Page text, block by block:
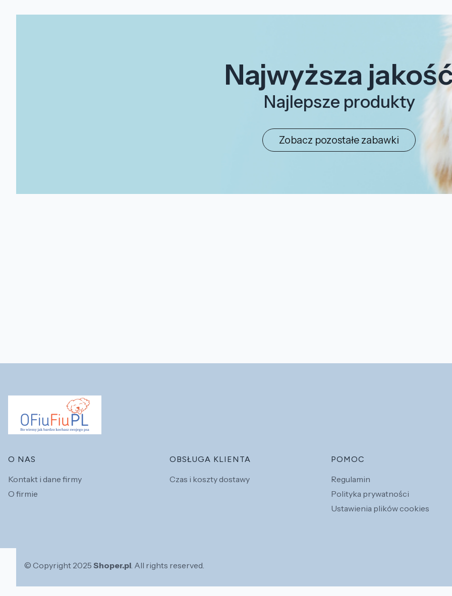
Najwyższa
Najlepsze produkty
Zobacz pozostałe zabawki
Linki w stopce
O NAS
Kontakt i dane firmy
O firmie
OBSŁUGA KLIENTA
Czas i koszty dostawy
POMOC
Regulamin
Polityka prywatności
Ustawienia plików cookies
© Copyright 2025 Shoper.pl. All rights reserved.